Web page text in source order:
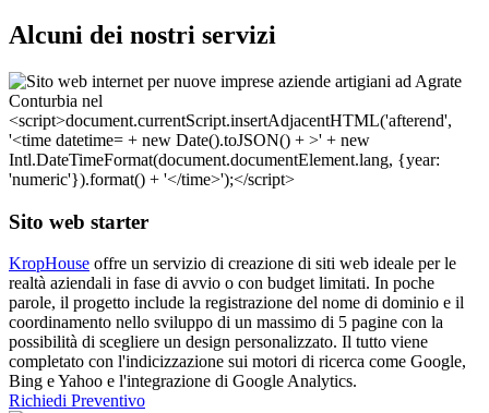
Alcuni dei nostri servizi
Sito web starter
KropHouse offre un servizio di creazione di siti web ideale per le
realtà aziendali in fase di avvio o con budget limitati. In poche
parole, il progetto include la registrazione del nome di dominio e il
coordinamento nello sviluppo di un massimo di 5 pagine con la
possibilità di scegliere un design personalizzato. Il tutto viene
completato con l'indicizzazione sui motori di ricerca come Google,
Bing e Yahoo e l'integrazione di Google Analytics.
Richiedi Preventivo